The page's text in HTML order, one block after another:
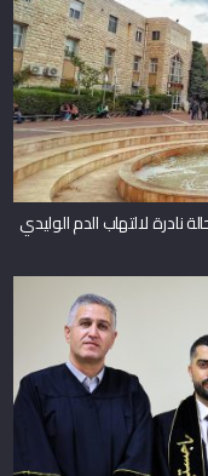
لالتهاب الدم الوليدي